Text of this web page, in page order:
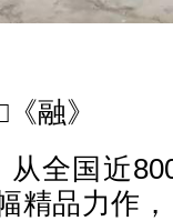
融》
全国近
精品力作